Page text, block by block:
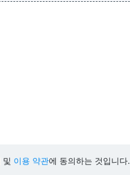
및 이용 약관에 동의하는 것입니다.